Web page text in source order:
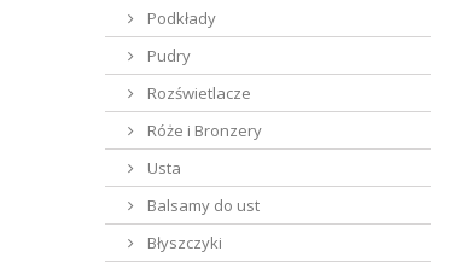
Podkłady
Pudry
Rozświetlacze
Róże i Bronzery
Usta
Balsamy do ust
Błyszczyki